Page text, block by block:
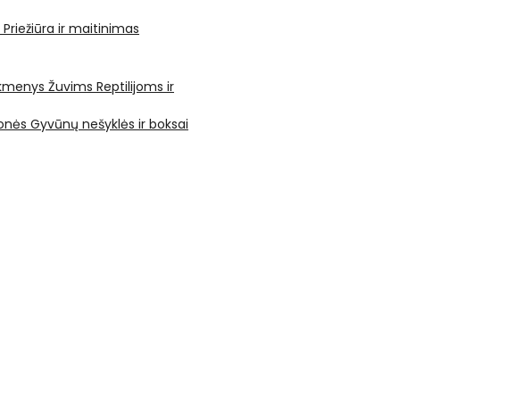
Priežiūra ir maitinimas
Žuvims Reptilijoms ir
Gyvūnų nešyklės ir boksai